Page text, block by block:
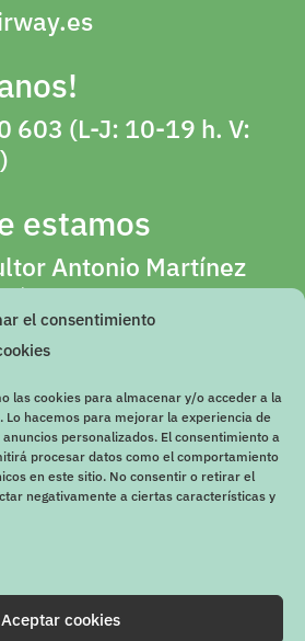
el consentimiento
las cookies para almacenar y/o acceder a la
Lo hacemos para mejorar la experiencia de
personalizados. El consentimiento a
procesar datos como el comportamiento
en este sitio. No consentir o retirar el
negativamente a ciertas características y
Aceptar cookies
603 (L-J: 10-19 h. V:
estamos
Antonio Martínez
2, 18003,
(Junto a gimnasio
Camino de Ronda)
cita previa